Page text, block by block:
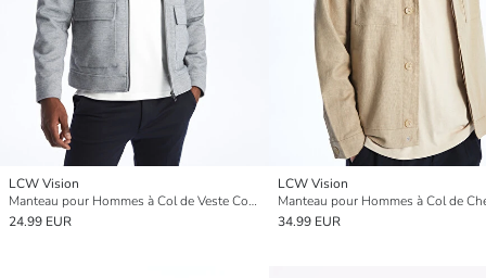
LCW Vision
Manteau pour Hommes à Col de Veste Coupe Régulière
24.99 EUR
LCW Vision
34.99 EUR